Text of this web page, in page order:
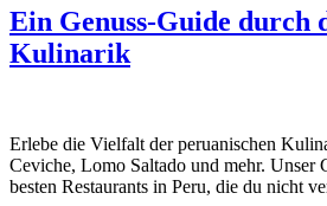
Ein Genuss-Guide durch
Kulinarik
Erlebe die Vielfalt der peruanischen
Ceviche, Lomo Saltado und mehr. Unser
besten Restaurants in Peru, die du nicht